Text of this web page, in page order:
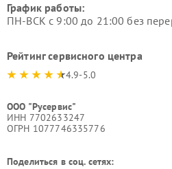
График работы:
ПН-ВСК с 9:00 до 21:00 без
Рейтинг сервисного центра
4.9-5.0
ООО "Русервис"
ИНН 7702633247
ОГРН 1077746335776
Поделиться в соц. сетях: